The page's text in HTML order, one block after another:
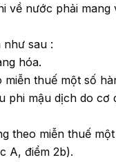
về nước phải
như sau :
hóa.
thuế một số
phi mậu dịch do
theo miễn thuế
A, điểm 2b).